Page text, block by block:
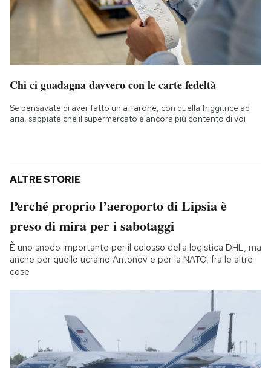
Chi ci guadagna davvero con le carte fedeltà
Se pensavate di aver fatto un affarone, con quella friggitrice ad
aria, sappiate che il supermercato è ancora più contento di voi
ALTRE STORIE
Perché proprio l’aeroporto di Lipsia è
preso di mira per i sabotaggi
È uno snodo importante per il colosso della logistica DHL, ma
anche per quello ucraino Antonov e per la NATO, fra le altre
cose